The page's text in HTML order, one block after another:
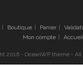
Boutique Panier
Mon compte
Accueil
2016 - OceanWP theme -